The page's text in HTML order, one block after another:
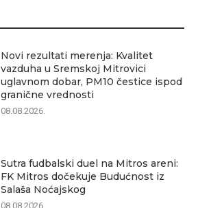
Novi rezultati merenja: Kvalitet
vazduha u Sremskoj Mitrovici
uglavnom dobar, PM10 čestice ispod
granične vrednosti
08.08.2026.
Sutra fudbalski duel na Mitros areni:
FK Mitros dočekuje Budućnost iz
Salaša Noćajskog
08.08.2026.